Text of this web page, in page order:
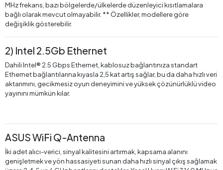
MHz frekans, bazı bölgelerde/ülkelerde düzenleyici kısıtlamalara
bağlı olarak mevcut olmayabilir. ** Özellikler, modellere göre
değişiklik gösterebilir.
2) Intel 2.5Gb Ethernet
Dahili Intel® 2.5 Gbps Ethernet, kablosuz bağlantınıza standart
Ethernet bağlantılarına kıyasla 2,5 kat artış sağlar, bu da daha hızlı veri
aktarımını, gecikmesiz oyun deneyimini ve yüksek çözünürlüklü video
yayınını mümkün kılar.
ASUS WiFi Q-Antenna
İki adet alıcı-verici, sinyal kalitesini artırmak, kapsama alanını
genişletmek ve yön hassasiyeti sunan daha hızlı sinyal çıkış sağlamak